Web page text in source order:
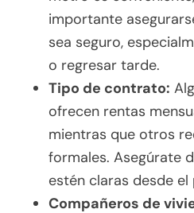
importante
sea seguro,
o regresar tarde.
Tipo de contrato:
ofrecen rentas
mientras que otros
formales. Asegúrate
estén claras desde el
Compañeros de